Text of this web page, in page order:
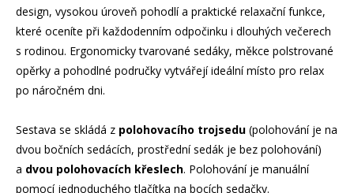
design, vysokou úroveň pohodlí a praktické relaxační funkce,
které oceníte při každodenním odpočinku i dlouhých večerech
s rodinou. Ergonomicky tvarované sedáky, měkce polstrované
opěrky a pohodlné područky vytvářejí ideální místo pro relax
po náročném dni.
Sestava se skládá z polohovacího trojsedu (polohování je na
dvou bočních sedácích, prostřední sedák je bez polohování)
a dvou polohovacích křeslech. Polohování je manuální
pomocí jednoduchého tlačítka na bocích sedačky.